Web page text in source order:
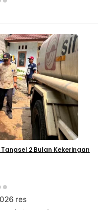
2 Bulan Kekeringan